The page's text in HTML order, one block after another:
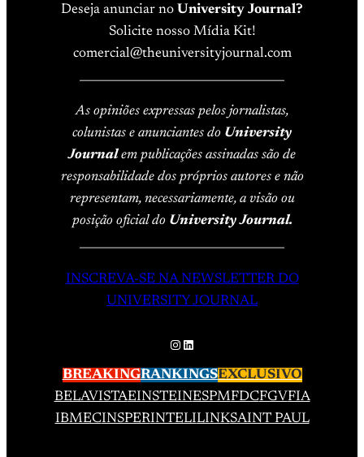
Deseja anunciar no University Journal?
Solicite nosso Mídia Kit!
comercial@theuniversityjournal.com
As opiniões expressas pelos jornalistas,
colunistas e anunciantes do University
Journalem publicações assinadas são de
responsabilidade dos próprios autores e não
representam, necessariamente, a visão ou
posição oficial do University Journal.
INSCREVA-SE NA NEWSLETTER DO
UNIVERSITY JOURNAL
Instagram
LinkedIn
BREAKINGRANKINGSEXCLUSIVO
BELAVISTAEINSTEINESPMFDCFGVFIA
IBMECINSPERINTELILINKSAINT PAUL